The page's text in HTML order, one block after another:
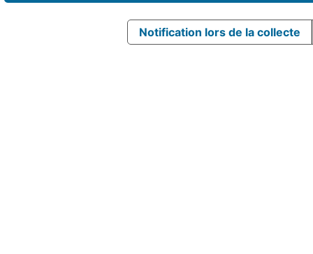
Notification lors de la collecte